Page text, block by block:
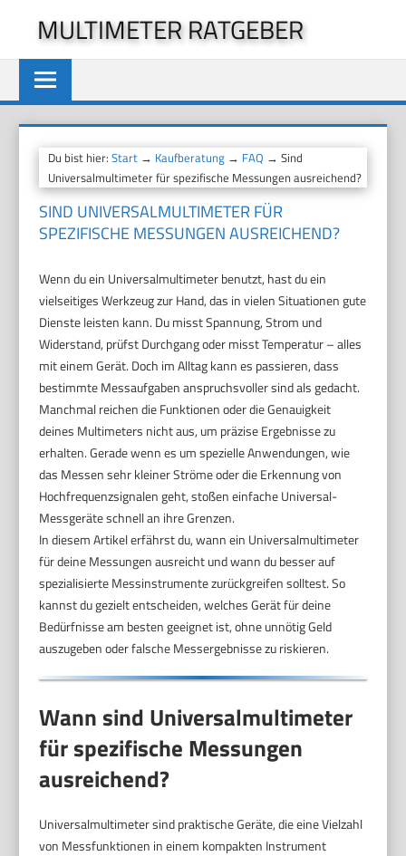
springen
MULTIMETER RATGEBER
Du bist hier:Start → Kaufberatung → FAQ → Sind
Universalmultimeter für spezifische Messungen ausreichend?
SIND UNIVERSALMULTIMETER FÜR
SPEZIFISCHE MESSUNGEN AUSREICHEND?
Wenn du ein Universalmultimeter benutzt, hast du ein
vielseitiges Werkzeug zur Hand, das in vielen Situationen gute
Dienste leisten kann. Du misst Spannung, Strom und
Widerstand, prüfst Durchgang oder misst Temperatur – alles
mit einem Gerät. Doch im Alltag kann es passieren, dass
bestimmte Messaufgaben anspruchsvoller sind als gedacht.
Manchmal reichen die Funktionen oder die Genauigkeit
deines Multimeters nicht aus, um präzise Ergebnisse zu
erhalten. Gerade wenn es um spezielle Anwendungen, wie
das Messen sehr kleiner Ströme oder die Erkennung von
Hochfrequenzsignalen geht, stoßen einfache Universal-
Messgeräte schnell an ihre Grenzen.
In diesem Artikel erfährst du, wann ein Universalmultimeter
für deine Messungen ausreicht und wann du besser auf
spezialisierte Messinstrumente zurückgreifen solltest. So
kannst du gezielt entscheiden, welches Gerät für deine
Bedürfnisse am besten geeignet ist, ohne unnötig Geld
auszugeben oder falsche Messergebnisse zu riskieren.
Wann sind Universalmultimeter
für spezifische Messungen
ausreichend?
Universalmultimeter sind praktische Geräte, die eine Vielzahl
von Messfunktionen in einem kompakten Instrument